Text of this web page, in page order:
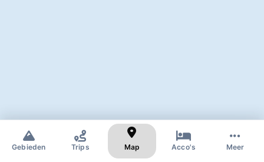
Gebieden Trips Map Acco's Meer